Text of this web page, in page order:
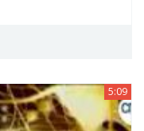
5:09